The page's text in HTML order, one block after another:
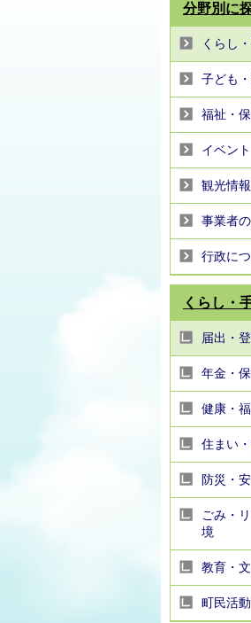
分野別に
くらし
子ども
福祉・
イベン
観光情報
事業者
行政に
くらし・
届出・
年金・
健康・
住まい
防災・
ごみ・
境
教育・
町民活動